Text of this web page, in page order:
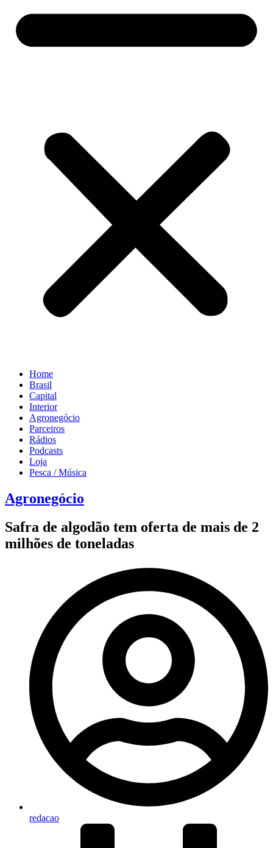
Home
Brasil
Capital
Interior
Agronegócio
Parceiros
Rádios
Podcasts
Loja
Pesca / Música
Agronegócio
Safra de algodão tem oferta de mais de 2
milhões de toneladas
redacao